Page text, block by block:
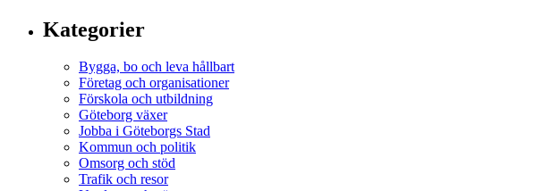
Kategorier
Bygga, bo och leva hållbart
Företag och organisationer
Förskola och utbildning
Göteborg växer
Jobba i Göteborgs Stad
Kommun och politik
Omsorg och stöd
Trafik och resor